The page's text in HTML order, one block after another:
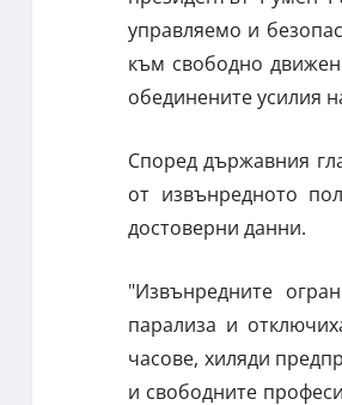
управляемо и
към свободно
обединените усилия
Според държавния
от извънредното
достоверни данни.
"Извънредните
парализа и
часове, хиляди
и свободните